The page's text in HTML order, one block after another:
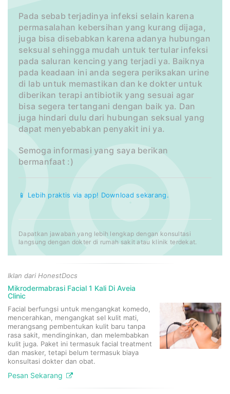
Pada sebab terjadinya infeksi selain karena
permasalahan kebersihan yang kurang dijaga,
juga bisa disebabkan karena adanya hubungan
seksual sehingga mudah untuk tertular infeksi
pada saluran kencing yang terjadi ya. Baiknya
pada keadaan ini anda segera periksakan urine
di lab untuk memastikan dan ke dokter untuk
diberikan terapi antibiotik yang sesuai agar
bisa segera tertangani dengan baik ya. Dan
juga hindari dulu dari hubungan seksual yang
dapat menyebabkan penyakit ini ya.
Semoga informasi yang saya berikan
bermanfaat :)
📱 Lebih praktis via app! Download sekarang.
Dapatkan jawaban yang lebih lengkap dengan konsultasi
langsung dengan dokter di rumah sakit atau klinik terdekat.
Iklan dari HonestDocs
Mikrodermabrasi Facial 1 Kali Di Aveia
Clinic
Facial berfungsi untuk mengangkat komedo,
mencerahkan, mengangkat sel kulit mati,
merangsang pembentukan kulit baru tanpa
rasa sakit, mendinginkan, dan melembabkan
kulit juga. Paket ini termasuk facial treatment
dan masker, tetapi belum termasuk biaya
konsultasi dokter dan obat.​
Pesan Sekarang